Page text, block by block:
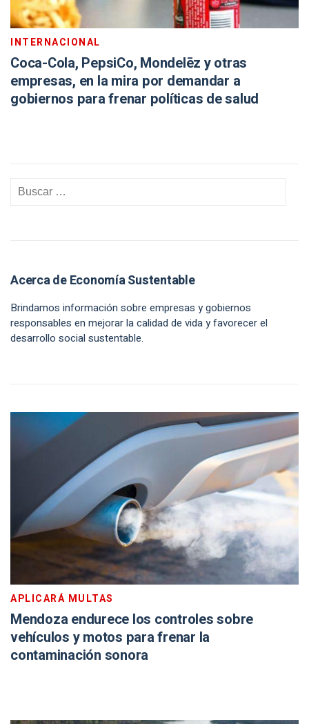
INTERNACIONAL
Coca-Cola, PepsiCo, Mondelēz y otras
empresas, en la mira por demandar a
gobiernos para frenar políticas de salud
Acerca de Economía Sustentable
Brindamos información sobre empresas y gobiernos
responsables en mejorar la calidad de vida y favorecer el
desarrollo social sustentable.
APLICARÁ MULTAS
Mendoza endurece los controles sobre
vehículos y motos para frenar la
contaminación sonora